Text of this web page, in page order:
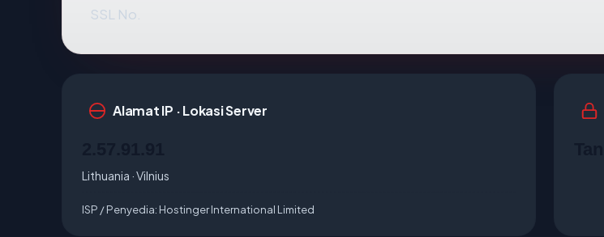
SSL No.
Alamat IP · Lokasi Server
Lithuania · Vilnius
ISP / Penyedia: Hostinger International Limited